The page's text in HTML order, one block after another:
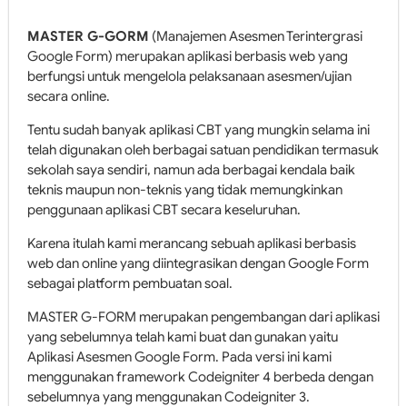
MASTER G-GORM (Manajemen Asesmen Terintergrasi
Google Form) merupakan aplikasi berbasis web yang
berfungsi untuk mengelola pelaksanaan asesmen/ujian
secara online.
Tentu sudah banyak aplikasi CBT yang mungkin selama ini
telah digunakan oleh berbagai satuan pendidikan termasuk
sekolah saya sendiri, namun ada berbagai kendala baik
teknis maupun non-teknis yang tidak memungkinkan
penggunaan aplikasi CBT secara keseluruhan.
Karena itulah kami merancang sebuah aplikasi berbasis
web dan online yang diintegrasikan dengan Google Form
sebagai platform pembuatan soal.
MASTER G-FORM merupakan pengembangan dari aplikasi
yang sebelumnya telah kami buat dan gunakan yaitu
Aplikasi Asesmen Google Form. Pada versi ini kami
menggunakan framework Codeigniter 4 berbeda dengan
sebelumnya yang menggunakan Codeigniter 3.